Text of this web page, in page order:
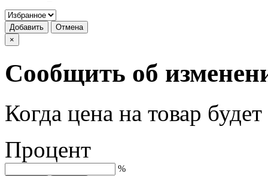
Добавить
Отмена
×
Сообщить об
Когда цена на товар
Процент
%